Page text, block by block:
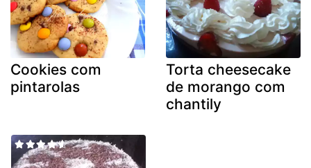
Cookies com
pintarolas
Torta cheesecake
de morango com
chantily